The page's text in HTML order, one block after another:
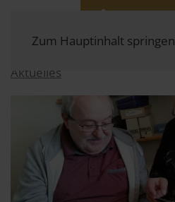
Zum Hauptinhalt springen
Aktuelles